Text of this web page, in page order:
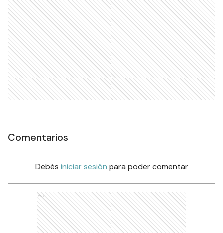
Comentarios
Debés iniciar sesión para poder comentar
Ads